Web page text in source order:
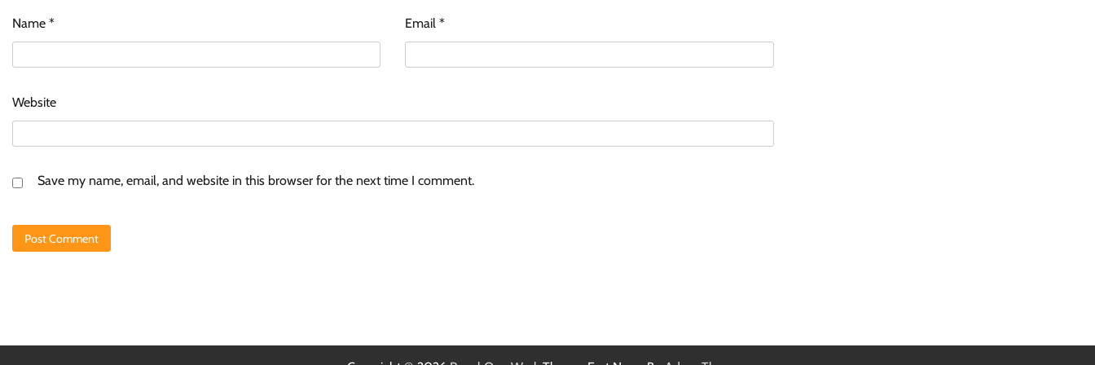
Name * Email*
Website
Save my name, email, and website in this browser for the next time I comment.